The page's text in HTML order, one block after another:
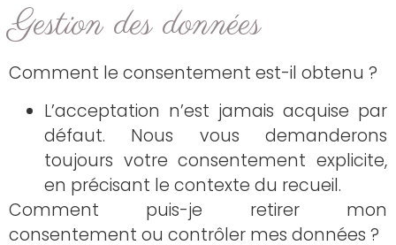
Gestion des données
Comment le consentement est-il obtenu ?
L’acceptation n’est jamais acquise par
défaut. Nous vous demanderons
toujours votre consentement explicite,
en précisant le contexte du recueil.
Comment puis-je retirer mon
consentement ou contrôler mes données ?